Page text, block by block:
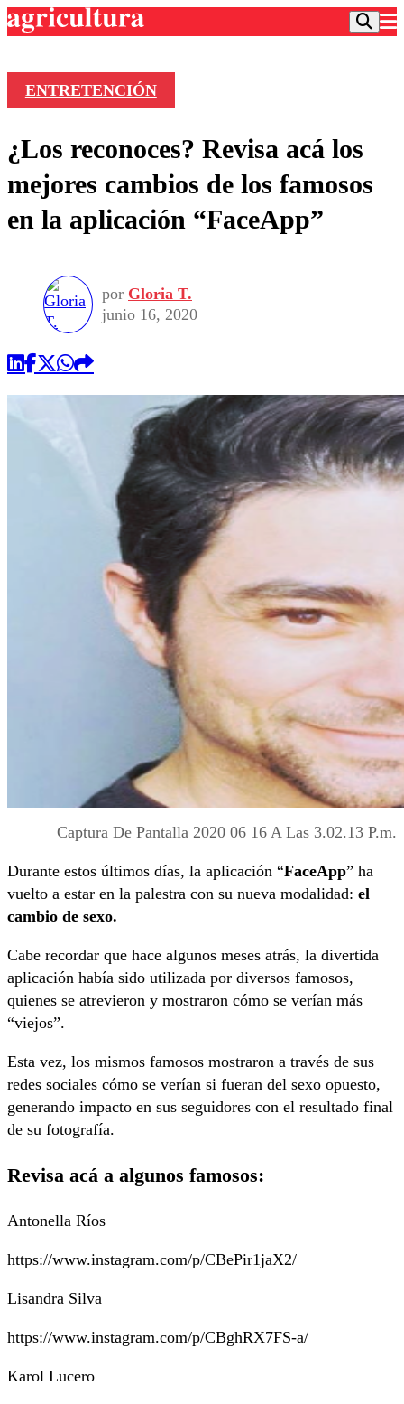
Frecuencias
Agricultura TV
Deportes
Colo Colo
Seleccion Chilena
Torneo Internacional
Entretención
Economía
Internacional
Publicaciones en medios
Opinión
ENTRETENCIÓN
¿Los reconoces? Revisa acá los
mejores cambios de los famosos
en la aplicación “FaceApp”
por Gloria T.
junio 16, 2020
Captura De Pantalla 2020 06 16 A Las 3.02.13 P.m.
Durante estos últimos días, la aplicación “FaceApp” ha
vuelto a estar en la palestra con su nueva modalidad: el
cambio de sexo.
Cabe recordar que hace algunos meses atrás, la divertida
aplicación había sido utilizada por diversos famosos,
quienes se atrevieron y mostraron cómo se verían más
“viejos”.
Esta vez, los mismos famosos mostraron a través de sus
redes sociales cómo se verían si fueran del sexo opuesto,
generando impacto en sus seguidores con el resultado final
de su fotografía.
Revisa acá a algunos famosos:
Antonella Ríos
https://www.instagram.com/p/CBePir1jaX2/
Lisandra Silva
https://www.instagram.com/p/CBghRX7FS-a/
Karol Lucero